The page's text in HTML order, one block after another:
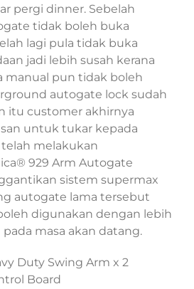
pergi dinner. Sebelah
tidak boleh buka
lagi pula tidak buka
jadi lebih susah kerana
manual pun tidak boleh
autogate lock sudah
itu customer akhirnya
untuk tukar kepada
melakukan
929 Arm Autogate
sistem supermax
autogate lama tersebut
digunakan dengan lebih
masa akan datang.
Duty Swing Arm x 2
Board